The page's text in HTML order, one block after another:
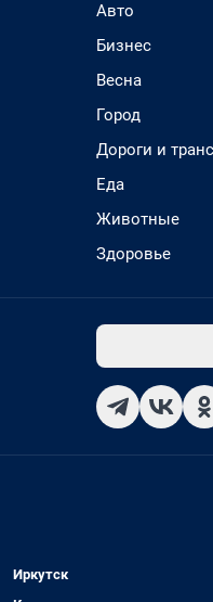
Авто
Бизнес
Весна
Город
Дороги и
Еда
Животные
Здоровье
Иркутск